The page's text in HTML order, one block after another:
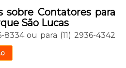
sobre Contatores para
São Lucas
8334ou para (11) 2936-4342